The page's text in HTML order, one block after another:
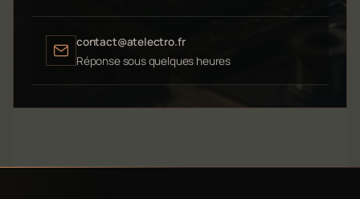
contact@atelectro.fr
Réponse sous quelques heures